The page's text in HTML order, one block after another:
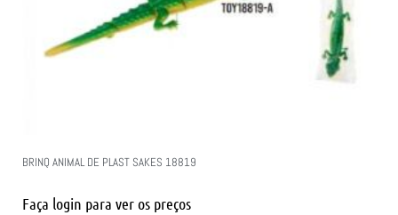
BRINQ ANIMAL DE PLAST SAKES 18819
Faça login para ver os preços